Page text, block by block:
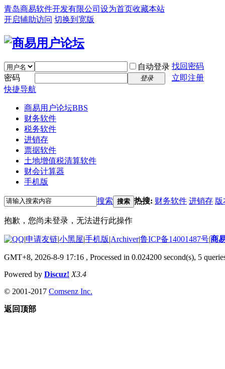
青岛商易软件开发有限公司 设为首页收藏本站
开启辅助访问 切换到宽版
自动登录 找回密码
密码
登录
立即注册
快捷导航
商易用户论坛BBS
财务软件
税务软件
进销存
票据软件
土地增值税清算软件
财会计算器
手机版
搜索 搜索 热搜: 财务软件 进销存 版
抱歉，您尚未登录，无法进行此操作
|申请友链|小黑屋|手机版|Archiver|鲁ICP备14001487号|商
GMT+8, 2026-8-9 17:16 , Processed in 0.024200 second(s), 5
Powered by Discuz! X3.4
© 2001-2017 Comsenz Inc.
返回顶部